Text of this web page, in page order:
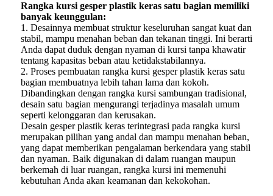
Rangka kursi gesper plastik keras satu bagian memiliki
banyak keunggulan:
1. Desainnya membuat struktur keseluruhan sangat kuat dan
stabil, mampu menahan beban dan tekanan tinggi. Ini berarti
Anda dapat duduk dengan nyaman di kursi tanpa khawatir
tentang kapasitas beban atau ketidakstabilannya.
2. Proses pembuatan rangka kursi gesper plastik keras satu
bagian membuatnya lebih tahan lama dan kokoh.
Dibandingkan dengan rangka kursi sambungan tradisional,
desain satu bagian mengurangi terjadinya masalah umum
seperti kelonggaran dan kerusakan.
Desain gesper plastik keras terintegrasi pada rangka kursi
merupakan pilihan yang andal dan mampu menahan beban,
yang dapat memberikan pengalaman berkendara yang stabil
dan nyaman. Baik digunakan di dalam ruangan maupun
berkemah di luar ruangan, rangka kursi ini memenuhi
kebutuhan Anda akan keamanan dan kekokohan.